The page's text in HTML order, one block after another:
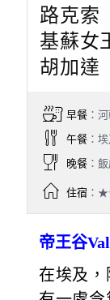
路克索
基蘇女
胡加達
早餐：
午餐：
晚餐：
住宿：
帝王谷
在埃及